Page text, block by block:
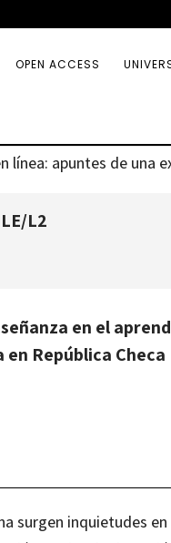
OPEN ACCESS
apuntes de una
L2
en el
República Checa
surgen inquietudes